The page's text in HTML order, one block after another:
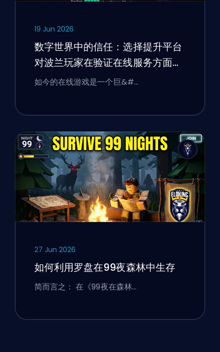
19 Jun 2026
数字世界中的信任：选择提升平台
对波兰玩家在验证在线服务方面的
启示
如今的在线游戏是一个巨&#…
27 Jun 2026
如何利用罗盘在99夜森林中生存
简而言之： 在《99夜在森林…